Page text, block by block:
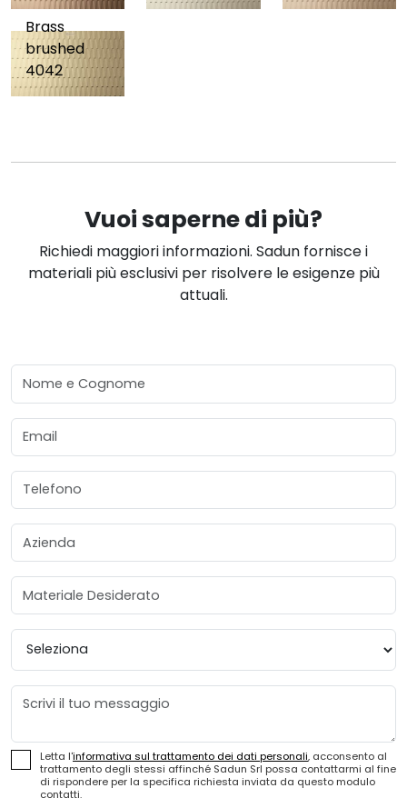
Brass
brushed
4042
Vuoi saperne di più?
Richiedi maggiori informazioni. Sadun fornisce i
materiali più esclusivi per risolvere le esigenze più
attuali.
Nome e Cognome
Email
Telefono
Azienda
Materiale Desiderato
Provincia
Messaggio
Letta l'informativa sul trattamento dei dati personali, acconsento al
trattamento degli stessi affinché Sadun Srl possa contattarmi al fine
di rispondere per la specifica richiesta inviata da questo modulo
contatti.